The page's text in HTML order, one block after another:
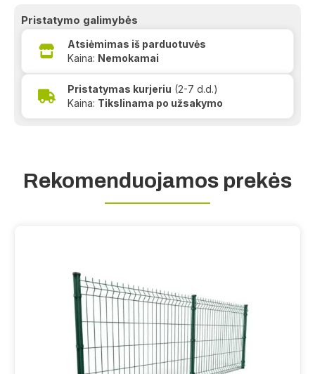
Pristatymo galimybės
Atsiėmimas iš parduotuvės
Kaina: Nemokamai
Pristatymas kurjeriu (2-7 d.d.)
Kaina: Tikslinama po užsakymo
Rekomenduojamos prekės